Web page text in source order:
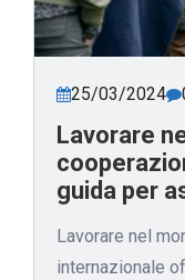
25/03/2024
Lavorare
guida per
Lavorare nel
internazionale